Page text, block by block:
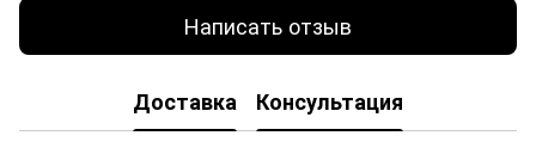
Написать отзыв
Доставка Консультация